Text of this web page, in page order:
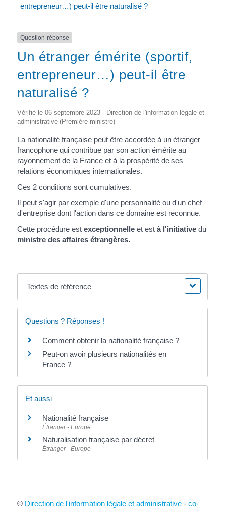
entrepreneur…) peut-il être naturalisé ?
Question-réponse
Un étranger émérite (sportif,
entrepreneur…) peut-il être
naturalisé ?
Vérifié le 06 septembre 2023 - Direction de l'information légale et
administrative (Première ministre)
La nationalité française peut être accordée à un étranger
francophone qui contribue par son action émérite au
rayonnement de la France et à la prospérité de ses
relations économiques internationales.
Ces 2 conditions sont cumulatives.
Il peut s'agir par exemple d'une personnalité ou d'un chef
d'entreprise dont l'action dans ce domaine est reconnue.
Cette procédure est exceptionnelleet est à l'initiativedu
ministre des affaires étrangères.
Textes de référence
Questions ? Réponses !
Comment obtenir la nationalité française ?
Peut-on avoir plusieurs nationalités en
France ?
Et aussi
Nationalité française
Étranger - Europe
Naturalisation française par décret
Étranger - Europe
© Direction de l'information légale et administrative- co-